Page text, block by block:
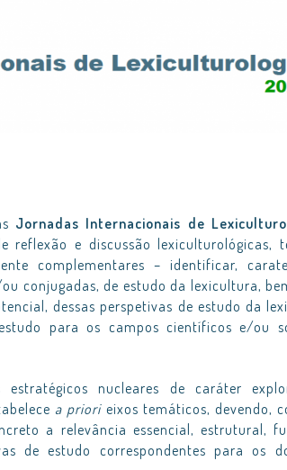
Jornadas Internacionais de
reflexão e discussão lexiculturológicas,
complementares – identificar,
conjugadas, de estudo da lexicultura,
dessas perspetivas de estudo da
para os campos científicos e/ou
nucleares de caráter
a priorieixos temáticos, devendo,
a relevância essencial, estrutural,
de estudo correspondentes para os